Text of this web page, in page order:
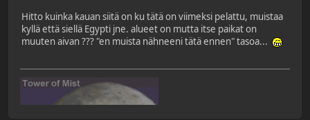
Hitto kuinka kauan siitä on ku tätä on viimeksi pelattu, muistaa
kyllä että siellä Egypti jne. alueet on mutta itse paikat on
muuten aivan ??? "en muista nähneeni tätä ennen" tasoa...